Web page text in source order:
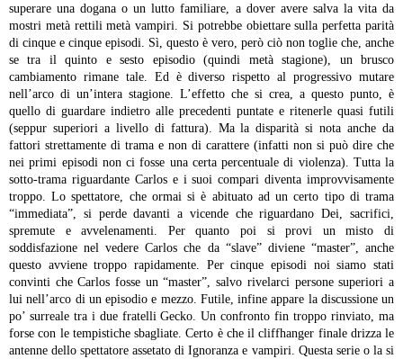
superare una dogana o un lutto familiare, a dover avere salva la vita da
mostri metà rettili metà vampiri. Si potrebbe obiettare sulla perfetta parità
di cinque e cinque episodi. Sì, questo è vero, però ciò non toglie che, anche
se tra il quinto e sesto episodio (quindi metà stagione), un brusco
cambiamento rimane tale. Ed è diverso rispetto al progressivo mutare
nell’arco di un’intera stagione. L’effetto che si crea, a questo punto, è
quello di guardare indietro alle precedenti puntate e ritenerle quasi futili
(seppur superiori a livello di fattura). Ma la disparità si nota anche da
fattori strettamente di trama e non di carattere (infatti non si può dire che
nei primi episodi non ci fosse una certa percentuale di violenza). Tutta la
sotto-trama riguardante Carlos e i suoi compari diventa improvvisamente
troppo. Lo spettatore, che ormai si è abituato ad un certo tipo di trama
“immediata”, si perde davanti a vicende che riguardano Dei, sacrifici,
spremute e avvelenamenti. Per quanto poi si provi un misto di
soddisfazione nel vedere Carlos che da “slave” diviene “master”, anche
questo avviene troppo rapidamente. Per cinque episodi noi siamo stati
convinti che Carlos fosse un “master”, salvo rivelarci persone superiori a
lui nell’arco di un episodio e mezzo. Futile, infine appare la discussione un
po’ surreale tra i due fratelli Gecko. Un confronto fin troppo rinviato, ma
forse con le tempistiche sbagliate. Certo è che il cliffhanger finale drizza le
antenne dello spettatore assetato di Ignoranza e vampiri. Questa serie o la si